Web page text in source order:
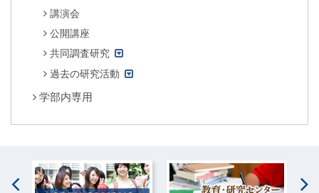
講演会
公開講座
共同調査研究
過去の研究活動
学部内専用